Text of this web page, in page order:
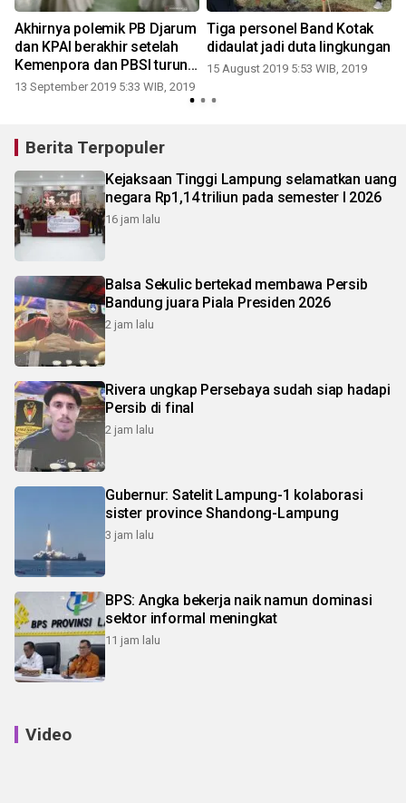
Akhirnya polemik PB Djarum
dan KPAI berakhir setelah
Kemenpora dan PBSI turun
tangan
13 September 2019 5:33 WIB, 2019
Tiga personel Band Kotak
didaulat jadi duta lingkungan
15 August 2019 5:53 WIB, 2019
Berita Terpopuler
Kejaksaan Tinggi Lampung selamatkan uang
negara Rp1,14 triliun pada semester I 2026
16 jam lalu
Balsa Sekulic bertekad membawa Persib
Bandung juara Piala Presiden 2026
2 jam lalu
Rivera ungkap Persebaya sudah siap hadapi
Persib di final
2 jam lalu
Gubernur: Satelit Lampung-1 kolaborasi
sister province Shandong-Lampung
3 jam lalu
BPS: Angka bekerja naik namun dominasi
sektor informal meningkat
11 jam lalu
Video